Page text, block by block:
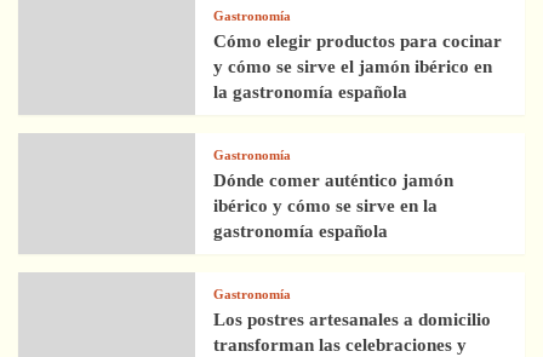
Gastronomía
Cómo elegir productos para cocinar
y cómo se sirve el jamón ibérico en
la gastronomía española
Gastronomía
Dónde comer auténtico jamón
ibérico y cómo se sirve en la
gastronomía española
Gastronomía
Los postres artesanales a domicilio
transforman las celebraciones y